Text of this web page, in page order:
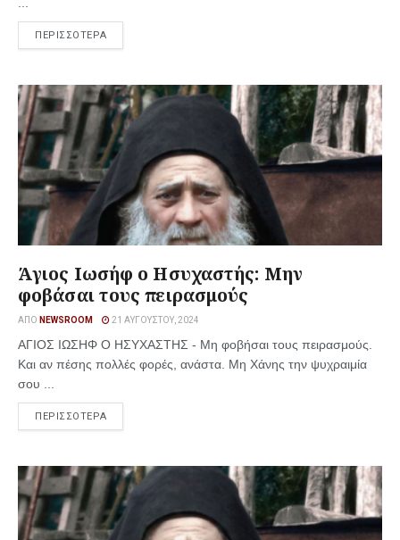
ΠΕΡΙΣΣΟΤΕΡΑ
Άγιος Ιωσήφ ο Ησυχαστής: Μην
φοβάσαι τους πειρασμούς
ΑΠΌ NEWSROOM 21 ΑΥΓΟΎΣΤΟΥ, 2024
ΑΓΙΟΣ ΙΩΣΗΦ Ο ΗΣΥΧΑΣΤΗΣ - Μη φοβήσαι τους πειρασμούς.
Και αν πέσης πολλές φορές, ανάστα. Μη Χάνης την ψυχραιμία
σου ...
ΠΕΡΙΣΣΟΤΕΡΑ